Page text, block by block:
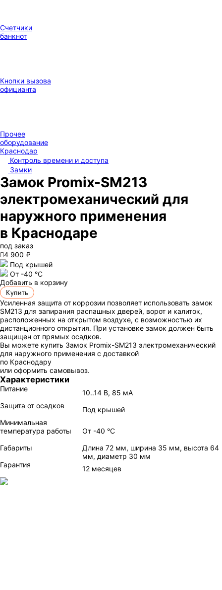
Счетчики
банкнот
Кнопки вызова
официанта
Прочее
оборудование
Краснодар
Контроль времени и доступа
Замки
Замок Promix-SM213
электромеханический для
наружного применения
в Краснодаре
под заказ
4 900 ₽
Под крышей
От -40 °C
Добавить в корзину
Купить
Усиленная защита от коррозии позволяет использовать замок
SM213 для запирания распашных дверей, ворот и калиток,
расположенных на открытом воздухе, с возможностью их
дистанционного открытия. При установке замок должен быть
защищен от прямых осадков.
Вы можете купить Замок Promix-SM213 электромеханический
для наружного применения с доставкой
по Краснодару
или оформить самовывоз.
Характеристики
Питание
10..14 В, 85 мА
Защита от осадков
Под крышей
Минимальная
температура работы
От -40 °C
Габариты
Длина 72 мм, ширина 35 мм, высота 64
мм, диаметр 30 мм
Гарантия
12 месяцев